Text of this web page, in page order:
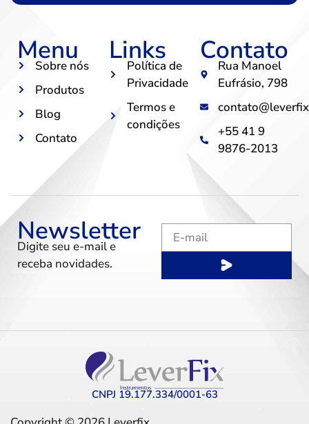
Menu
Sobre nós
Produtos
Blog
Contato
Links
Política de
Privacidade
Termos e
condições
Contato
Rua Manoel
Eufrásio, 798
+55 41 9
9876-2013
Newsletter
Digite seu e-mail e
receba novidades.
CNPJ 19.177.334/0001-63